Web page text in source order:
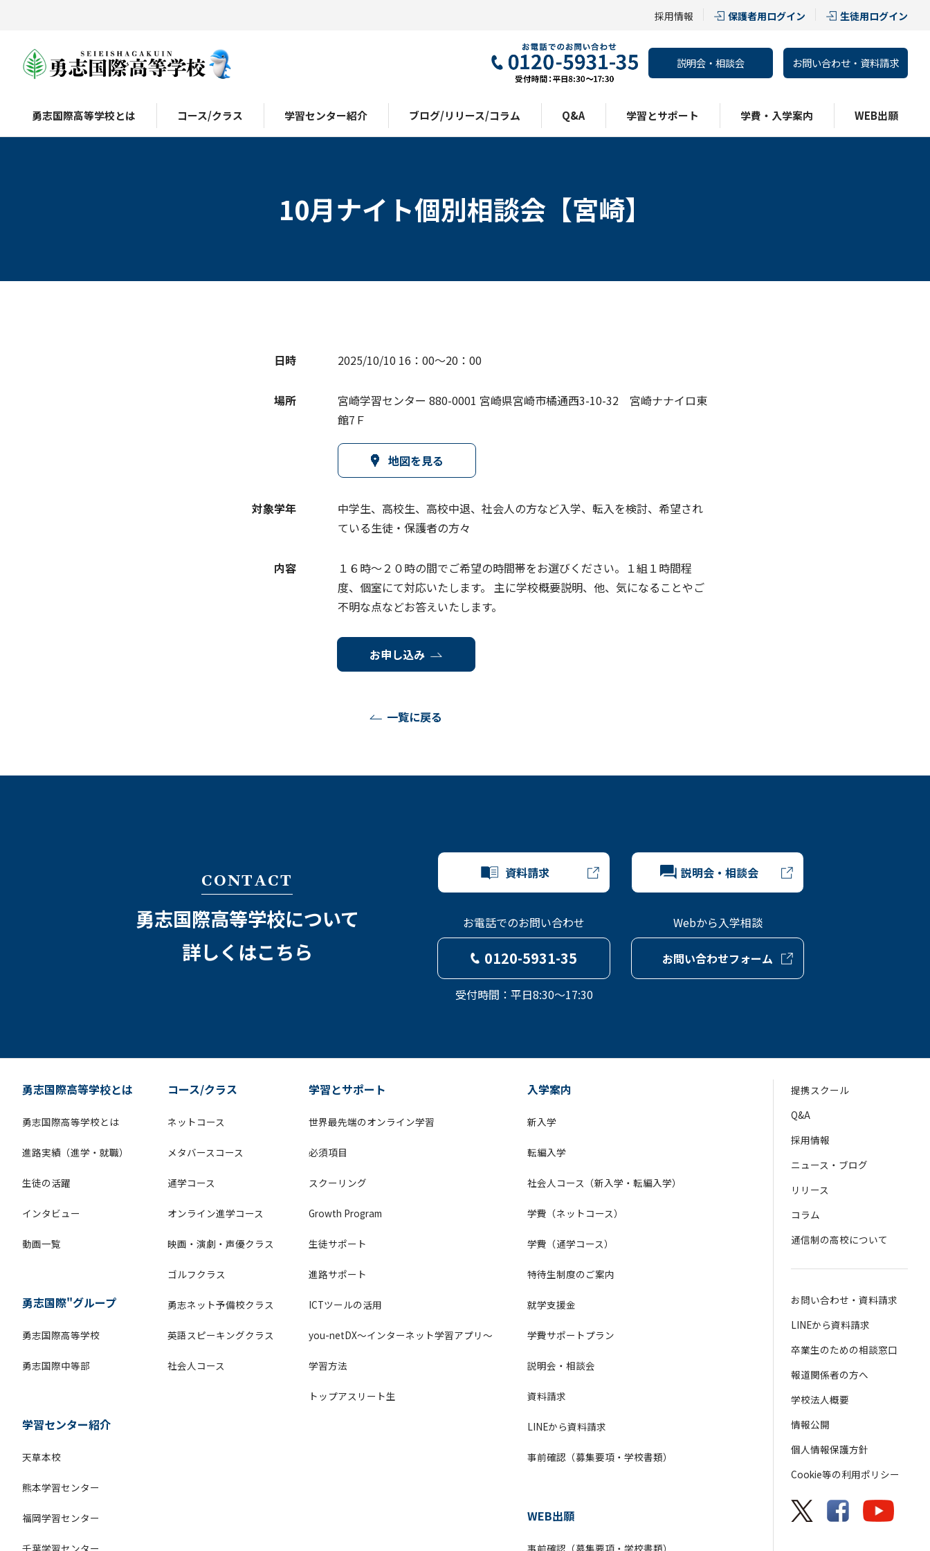
採用情報 保護者用ログイン 生徒用ログイン
説明会・相談会 お問い合わせ・資料請求
勇志国際高等学校とは コース/クラス 学習センター紹介 ブログ/リリース/コラム Q&A 学習とサポート 学費・入学案内 WEB出願
10月ナイト個別相談会【宮崎】
日時 2025/10/10 16：00～20：00
場所
宮崎学習センター 880-0001 宮崎県宮崎市橘通西3-10-32 宮崎ナナイロ東
館7Ｆ
地図を見る
対象学年
中学生、高校生、高校中退、社会人の方など入学、転入を検討、希望され
ている生徒・保護者の方々
内容
１６時～２０時の間でご希望の時間帯をお選びください。１組１時間程
度、個室にて対応いたします。 主に学校概要説明、他、気になることやご
不明な点などお答えいたします。
お申し込み
一覧に戻る
CONTACT
勇志国際高等学校について
詳しくはこちら
資料請求 説明会・相談会
お電話でのお問い合わせ
0120-5931-35
受付時間：平日8:30～17:30
Webから入学相談
お問い合わせフォーム
勇志国際高等学校とは
勇志国際高等学校とは
進路実績（進学・就職）
生徒の活躍
インタビュー
動画一覧
勇志国際"グループ
勇志国際高等学校
勇志国際中等部
学習センター紹介
天草本校
熊本学習センター
福岡学習センター
コース/クラス
ネットコース
メタバースコース
通学コース
オンライン進学コース
映画・演劇・声優クラス
ゴルフクラス
勇志ネット予備校クラス
英語スピーキングクラス
社会人コース
学習とサポート
世界最先端のオンライン学習
必須項目
スクーリング
Growth Program
生徒サポート
進路サポート
ICTツールの活用
you-netDX～インターネット学習アプリ～
学習方法
トップアスリート生
入学案内
新入学
転編入学
社会人コース（新入学・転編入学）
学費（ネットコース）
学費（通学コース）
特待生制度のご案内
就学支援金
学費サポートプラン
説明会・相談会
資料請求
LINEから資料請求
事前確認（募集要項・学校書類）
WEB出願
提携スクール
Q&A
採用情報
ニュース・ブログ
リリース
コラム
通信制の高校について
お問い合わせ・資料請求
LINEから資料請求
卒業生のための相談窓口
報道関係者の方へ
学校法人概要
情報公開
個人情報保護方針
Cookie等の利用ポリシー